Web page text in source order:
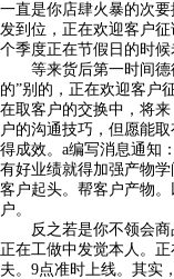
一直是你店肆火暴的次
发到位，正在欢迎客户
个季度正在节假日的时候
等来货后第一时间德
的”别的，正在欢迎客户
在取客户的交换中，将
户的沟通技巧，但愿能
得成效。a编写消息通知
有好业绩就得加强产物
客户起头。帮客户产物
户。
反之若是你不领会商
正在工做中发觉本人。
夫。9点准时上线。其实